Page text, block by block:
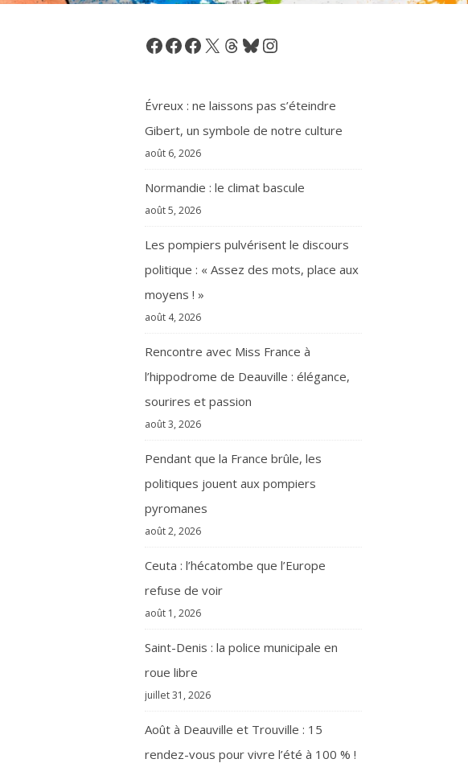
Facebook
Facebook
Facebook
X Threads
BlueskyInstagram
Évreux : ne laissons pas s’éteindre
Gibert, un symbole de notre culture
août 6, 2026
Normandie : le climat bascule
août 5, 2026
Les pompiers pulvérisent le discours
politique : « Assez des mots, place aux
moyens ! »
août 4, 2026
Rencontre avec Miss France à
l’hippodrome de Deauville : élégance,
sourires et passion
août 3, 2026
Pendant que la France brûle, les
politiques jouent aux pompiers
pyromanes
août 2, 2026
Ceuta : l’hécatombe que l’Europe
refuse de voir
août 1, 2026
Saint-Denis : la police municipale en
roue libre
juillet 31, 2026
Août à Deauville et Trouville : 15
rendez-vous pour vivre l’été à 100 % !